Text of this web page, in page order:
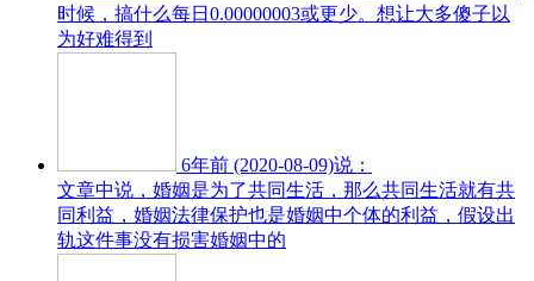
时候，搞什么每日0.00000003或更少。想让大多傻子以
为好难得到
6年前 (2020-08-09)说：
文章中说，婚姻是为了共同生活，那么共同生活就有共
同利益，婚姻法律保护也是婚姻中个体的利益，假设出
轨这件事没有损害婚姻中的